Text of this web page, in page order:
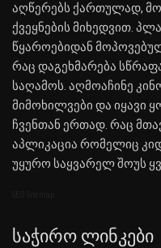
აღწერებს ქართულად,
ქვეყნების მიხედვით.
წყაროებიდან
რაც დაგეხმარება
საღამოს. აღმოაჩინე
მიმოხილვები და იყავი
ჩვენთან ერთად. რაც
აპლიკაცია რომელიც
უყურო საყვარელ შოუს
Საჭირო Ლინკები